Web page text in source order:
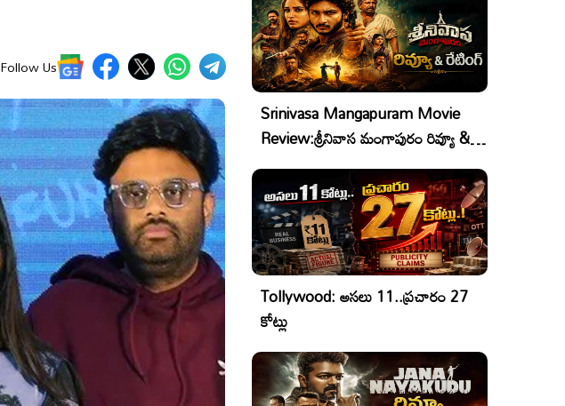
Follow Us
Srinivasa Mangapuram Movie
Review:శ్రీనివాస మంగాపురం రివ్యూ &
రేటింగ్
Tollywood: అసలు 11..ప్రచారం 27
కోట్లు